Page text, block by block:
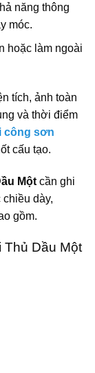
năng thông
móc.
hoặc làm ngoài
tích, ảnh toàn
và thời điểm
công sơn
cấu tạo.
Một cần ghi
dày,
gồm.
Thủ Dầu Một